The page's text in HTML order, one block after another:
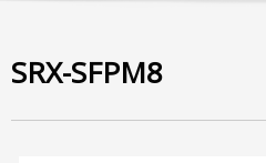
SRX-SFPM8